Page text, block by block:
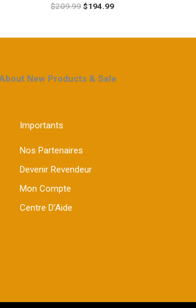
$209.99$194.99
New Products & Sale
Importants
Nos Partenaires
Devenir Revendeur
Mon Compte
Centre D’Aide